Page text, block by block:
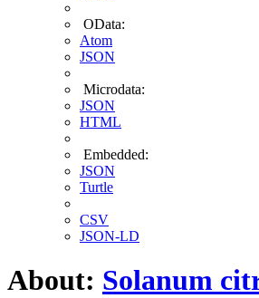
OData:
Atom
JSON
Microdata:
JSON
HTML
Embedded:
JSON
Turtle
CSV
JSON-LD
About: Solanum